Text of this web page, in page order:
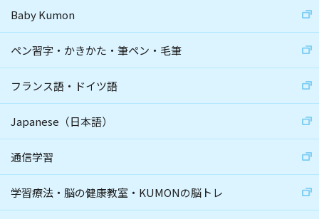
Baby Kumon
ペン習字・かきかた・筆ペン・毛筆
フランス語・ドイツ語
Japanese（日本語）
通信学習
学習療法・脳の健康教室・KUMONの脳トレ